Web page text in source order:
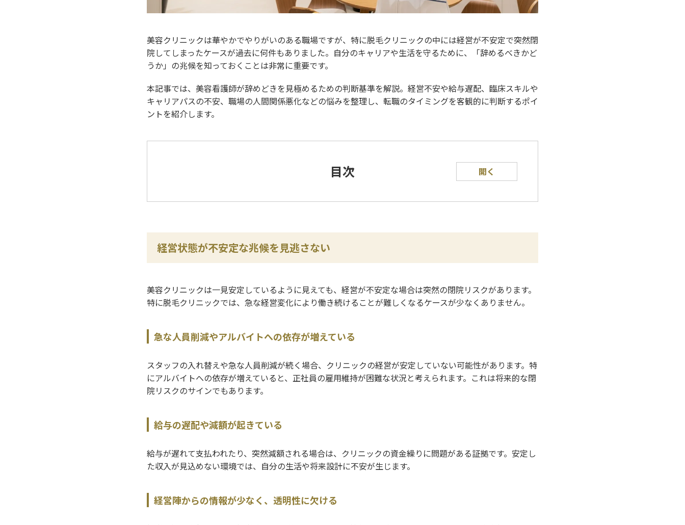
美容クリニックは華やかでやりがいのある職場ですが、特に脱毛クリニックの中には経営が不安定で突然閉
院してしまったケースが過去に何件もありました。自分のキャリアや生活を守るために、「辞めるべきかど
うか」の兆候を知っておくことは非常に重要です。
本記事では、美容看護師が辞めどきを見極めるための判断基準を解説。経営不安や給与遅配、臨床スキルや
キャリアパスの不安、職場の人間関係悪化などの悩みを整理し、転職のタイミングを客観的に判断するポイ
ントを紹介します。
目次 開く
経営状態が不安定な兆候を見逃さない
美容クリニックは一見安定しているように見えても、経営が不安定な場合は突然の閉院リスクがあります。
特に脱毛クリニックでは、急な経営変化により働き続けることが難しくなるケースが少なくありません。
急な人員削減やアルバイトへの依存が増えている
スタッフの入れ替えや急な人員削減が続く場合、クリニックの経営が安定していない可能性があります。特
にアルバイトへの依存が増えていると、正社員の雇用維持が困難な状況と考えられます。これは将来的な閉
院リスクのサインでもあります。
給与の遅配や減額が起きている
給与が遅れて支払われたり、突然減額される場合は、クリニックの資金繰りに問題がある証拠です。安定し
た収入が見込めない環境では、自分の生活や将来設計に不安が生じます。
経営陣からの情報が少なく、透明性に欠ける